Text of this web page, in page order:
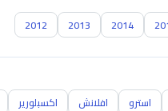
2014
2013
2012
استرو افلانش اكسبلورير